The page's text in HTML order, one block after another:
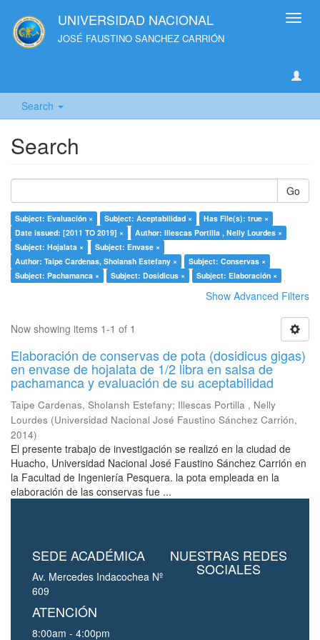
UNIVERSIDAD NACIONAL
JOSÉ FAUSTINO SANCHEZ CARRIÓN
Search
Search
Go
Subject: Evaluación × Subject: Aceptabilidad ×
Has File(s): true ×
Date issued: [2011 TO 2019] ×
Author: Illescas Portilla , Nelly Lourdes ×
Subject: Hojalata ×
Subject: Envase ×
Author: Taipe Cardenas, Sholansh Estefany ×
Subject: Conservas ×
Subject: Pachamanca ×
Subject: Dosidicus × Subject: Elaboración ×
Show Advanced Filters
Now showing items 1-1 of 1
Elaboración de conservas de pota (dosidicus gigas)
en envase de hojalata de 1/2 libra en salsa de
pachamanca y evaluación de su aceptabilidad
Taipe Cardenas, Sholansh Estefany; Illescas Portilla , Nelly
Lourdes (Universidad Nacional José Faustino Sánchez Carrión,
2014)
El presente trabajo de investigación se realizó en la ciudad de
Huacho, Universidad Nacional José Faustino Sánchez Carrión en
la Facultad de Ingeniería Pesquera. la pota empleada en la
elaboración de las conservas fue ...
SEDE ACADÉMICA
Av. Mercedes Indacochea Nº
609
ATENCIÓN
8:00am - 4:00pm
NUESTRAS REDES
SOCIALES